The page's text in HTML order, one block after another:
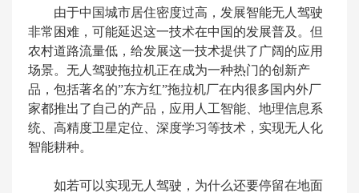
由于中国城市居住密度过高，发展智能无人驾驶
非常困难，可能延迟这一技术在中国的发展普及。但
农村道路流量低，给发展这一技术提供了广阔的应用
场景。无人驾驶拖拉机正在成为一种热门的创新产
品，包括著名的”东方红”拖拉机厂在内很多国内外厂
家都推出了自己的产品，应用人工智能、地理信息系
统、高精度卫星定位、深度学习等技术，实现无人化
智能耕种。
如若可以实现无人驾驶，为什么还要停留在地面